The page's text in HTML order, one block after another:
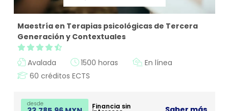
Maestría en Terapias psicológicas de Tercera
Generación y Contextuales
Avalada 1500 horas
En línea
60 créditos ECTS
desde Financia sin